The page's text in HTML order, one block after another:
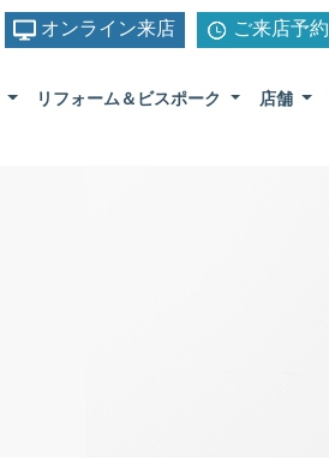
オンライン来店 ご来店予約
リフォーム＆ビスポーク 店舗